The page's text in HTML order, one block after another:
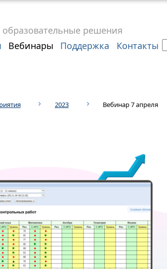
образовательные решения
Вебинары Поддержка Контакты
2023 Вебинар 7 апреля